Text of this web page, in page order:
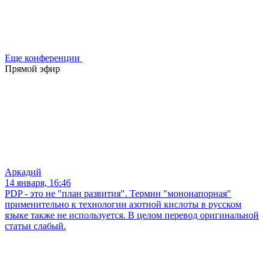
Еще конференции
Прямой эфир
Аркадий
14 января, 16:46
PDP - это не "план развития". Термин "мононапорная"
применительно к технологии азотной кислоты в русском
языке также не используется. В целом перевод оригинальной
статьи слабый.